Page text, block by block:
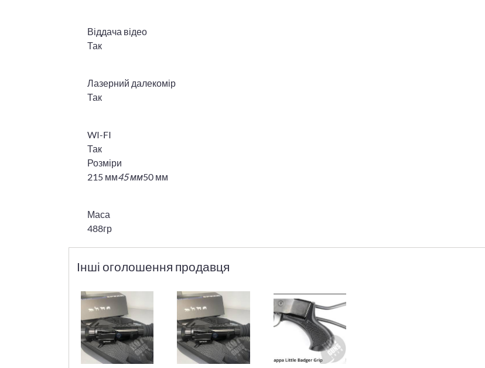
Віддача відео
Так
Лазерний далекомір
Так
WI-FI
Так
Розміри
215 мм45 мм50 мм
Маса
488гр
Інші оголошення продавця